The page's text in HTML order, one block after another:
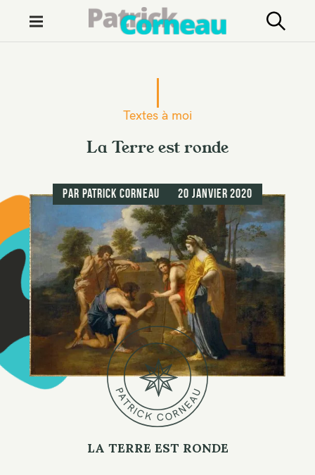
o
e
e
Textes à moi
La Terre est ronde
par Patrick Corneau 20 janvier 2020
P
A
T
R
ICK CORN
E
A
U
LA TERRE EST RONDE